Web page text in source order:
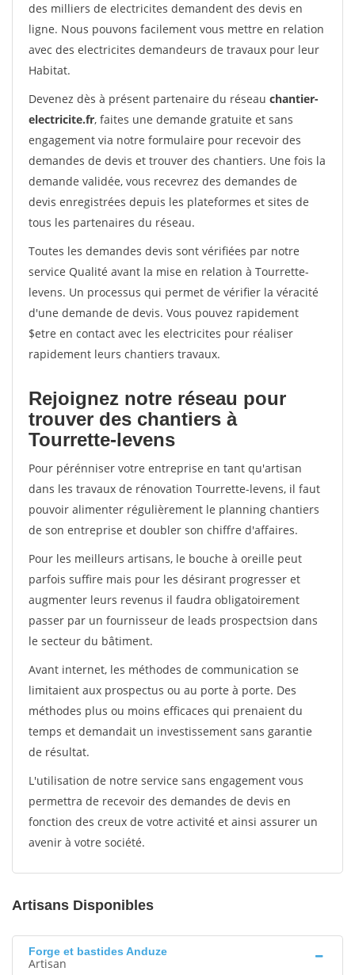
des milliers de electricites demandent des devis en
ligne. Nous pouvons facilement vous mettre en relation
avec des electricites demandeurs de travaux pour leur
Habitat.
Devenez dès à présent partenaire du réseau chantier-
electricite.fr, faites une demande gratuite et sans
engagement via notre formulaire pour recevoir des
demandes de devis et trouver des chantiers. Une fois la
demande validée, vous recevrez des demandes de
devis enregistrées depuis les plateformes et sites de
tous les partenaires du réseau.
Toutes les demandes devis sont vérifiées par notre
service Qualité avant la mise en relation à Tourrette-
levens. Un processus qui permet de vérifier la véracité
d'une demande de devis. Vous pouvez rapidement
$etre en contact avec les electricites pour réaliser
rapidement leurs chantiers travaux.
Rejoignez notre réseau pour
trouver des chantiers à
Tourrette-levens
Pour pérénniser votre entreprise en tant qu'artisan
dans les travaux de rénovation Tourrette-levens, il faut
pouvoir alimenter régulièrement le planning chantiers
de son entreprise et doubler son chiffre d'affaires.
Pour les meilleurs artisans, le bouche à oreille peut
parfois suffire mais pour les désirant progresser et
augmenter leurs revenus il faudra obligatoirement
passer par un fournisseur de leads prospectsion dans
le secteur du bâtiment.
Avant internet, les méthodes de communication se
limitaient aux prospectus ou au porte à porte. Des
méthodes plus ou moins efficaces qui prenaient du
temps et demandait un investissement sans garantie
de résultat.
L'utilisation de notre service sans engagement vous
permettra de recevoir des demandes de devis en
fonction des creux de votre activité et ainsi assurer un
avenir à votre société.
Artisans Disponibles
Forge et bastides Anduze
Artisan